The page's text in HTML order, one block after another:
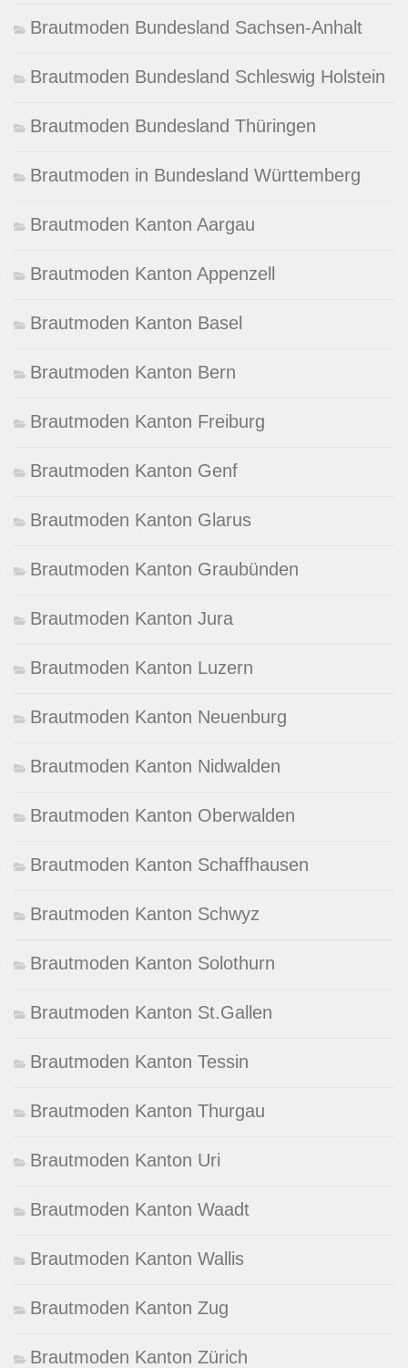
Brautmoden Bundesland Sachsen-Anhalt
Brautmoden Bundesland Schleswig Holstein
Brautmoden Bundesland Thüringen
Brautmoden in Bundesland Württemberg
Brautmoden Kanton Aargau
Brautmoden Kanton Appenzell
Brautmoden Kanton Basel
Brautmoden Kanton Bern
Brautmoden Kanton Freiburg
Brautmoden Kanton Genf
Brautmoden Kanton Glarus
Brautmoden Kanton Graubünden
Brautmoden Kanton Jura
Brautmoden Kanton Luzern
Brautmoden Kanton Neuenburg
Brautmoden Kanton Nidwalden
Brautmoden Kanton Oberwalden
Brautmoden Kanton Schaffhausen
Brautmoden Kanton Schwyz
Brautmoden Kanton Solothurn
Brautmoden Kanton St.Gallen
Brautmoden Kanton Tessin
Brautmoden Kanton Thurgau
Brautmoden Kanton Uri
Brautmoden Kanton Waadt
Brautmoden Kanton Wallis
Brautmoden Kanton Zug
Brautmoden Kanton Zürich